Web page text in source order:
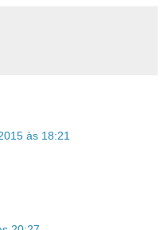
às 18:21